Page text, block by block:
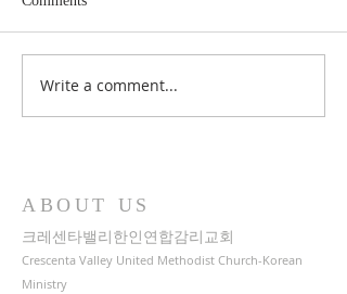
2025 추수감사주일예배
(11/23일 주일 11:30 A.M.)
Write a comment...
ABOUT US
크레센타밸리한인연합감리교회
Crescenta Valley United Methodist Church-Korean
Ministry